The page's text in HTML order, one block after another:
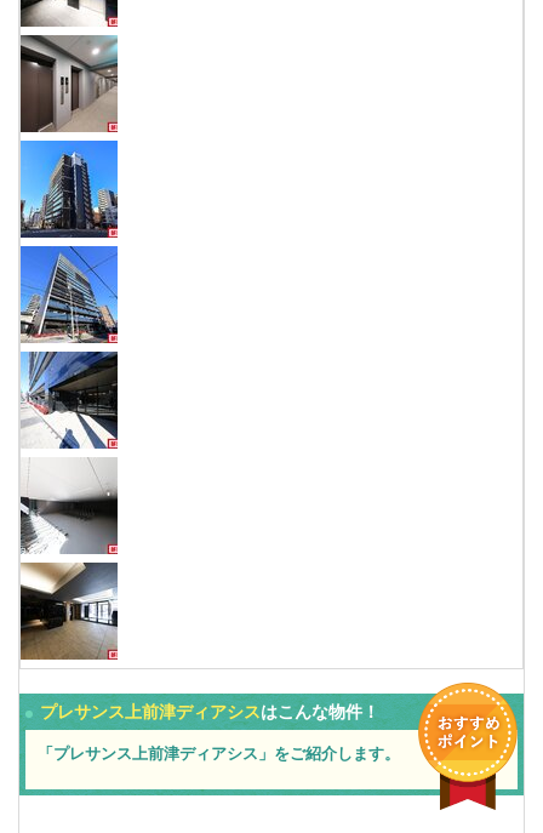
プレサンス上前津ディアシスはこんな物件！
「プレサンス上前津ディアシス」をご紹介します。